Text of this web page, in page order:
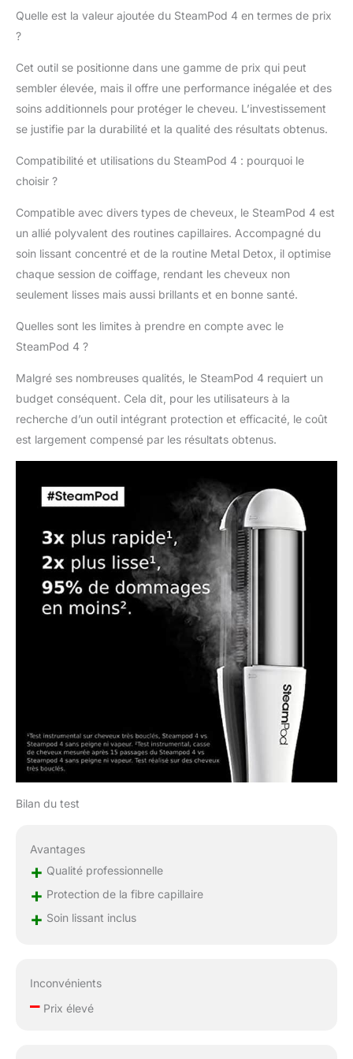
Casse de cheveux
Thermoprotecteur
protégeant les cheveux
de la chaleur jusqu'à
230°C* & de l'humidité
coiffage longue durée
Les cheveux sont
légers, doux, nourris et
brillants. Moins abîmés
par l e lissage, ils sont
plus faciles à démêler &
moins cassants. Le
rapide**. Routine
Detox pour cheveux
cassants & abimés,
empêchant la casse et
la couleur de virer.
Composée d'une
et éliminer
l'accumulation de
particules et d'un
masque pour protéger
la fibre capillaire du
dépôt de particules.
Intensément nourris,
les cheveux sont plus
forts, plus brillants,
visiblement plus sains.
La couleur dure plus
longtemps. -87% de
casse* *Test
instrumental : masque
Metal Detox. Répartir la
crème lavante sur
cheveux mouillés.
Émulsionner jusqu’à
essorés. Bien répartir.
Laisser poser 1 minute.
Quelle est la valeur ajoutée du SteamPod 4 en termes de prix
?
Cet outil se positionne dans une gamme de prix qui peut
sembler élevée, mais il offre une performance inégalée et des
soins additionnels pour protéger le cheveu. L’investissement
se justifie par la durabilité et la qualité des résultats obtenus.
Compatibilité et utilisations du SteamPod 4 : pourquoi le
choisir ?
Compatible avec divers types de cheveux, le SteamPod 4 est
un allié polyvalent des routines capillaires. Accompagné du
soin lissant concentré et de la routine Metal Detox, il optimise
chaque session de coiffage, rendant les cheveux non
seulement lisses mais aussi brillants et en bonne santé.
Quelles sont les limites à prendre en compte avec le
SteamPod 4 ?
Malgré ses nombreuses qualités, le SteamPod 4 requiert un
budget conséquent. Cela dit, pour les utilisateurs à la
recherche d’un outil intégrant protection et efficacité, le coût
est largement compensé par les résultats obtenus.
Bilan du test
Avantages
+ Qualité professionnelle
+ Protection de la fibre capillaire
+ Soin lissant inclus
Inconvénients
–Prix élevé